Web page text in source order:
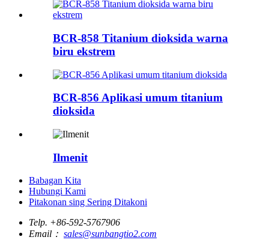
BCR-858 Titanium dioksida warna
biru ekstrem
BCR-856 Aplikasi umum titanium
dioksida
Ilmenit
Babagan Kita
Hubungi Kami
Pitakonan sing Sering Ditakoni
Telp. +86-592-5767906
Email： sales@sunbangtio2.com